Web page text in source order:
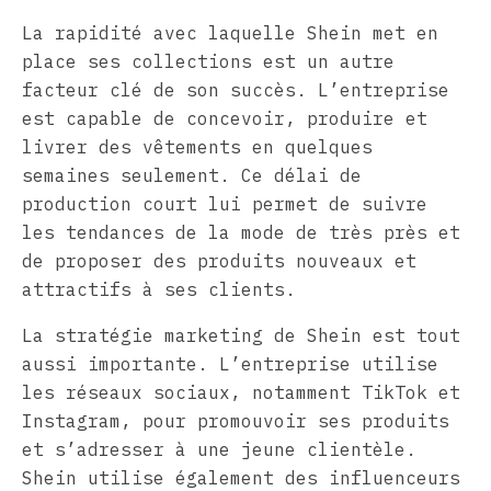
La rapidité avec laquelle Shein met en
place ses collections est un autre
facteur clé de son succès. L’entreprise
est capable de concevoir, produire et
livrer des vêtements en quelques
semaines seulement. Ce délai de
production court lui permet de suivre
les tendances de la mode de très près et
de proposer des produits nouveaux et
attractifs à ses clients.
La stratégie marketing de Shein est tout
aussi importante. L’entreprise utilise
les réseaux sociaux, notamment TikTok et
Instagram, pour promouvoir ses produits
et s’adresser à une jeune clientèle.
Shein utilise également des influenceurs